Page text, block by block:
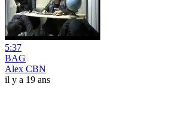
5:37
BAG
Alex CBN
il y a 19 ans